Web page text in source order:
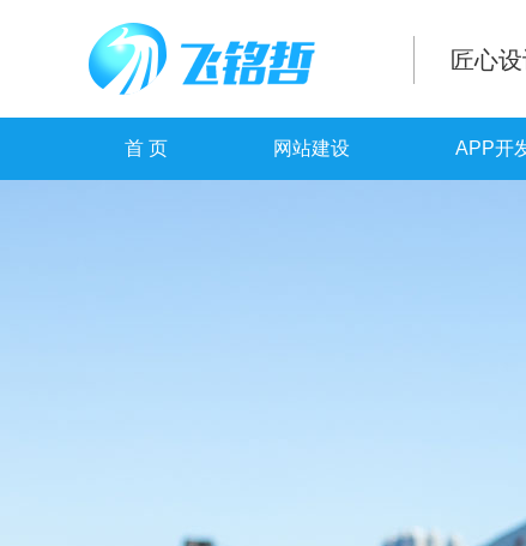
匠心
首 页 网站建设 APP开